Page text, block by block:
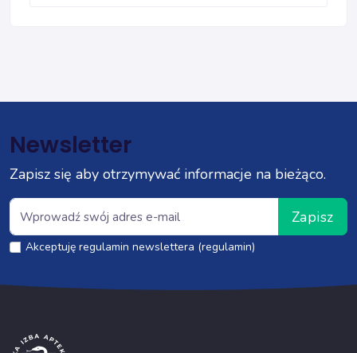
Newsletter
Zapisz się aby otrzymywać informacje na bieżąco.
Zapisz
Akceptuję regulamin newslettera (regulamin)